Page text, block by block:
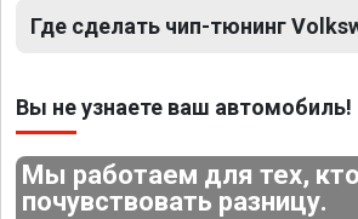
Где сделать чип-тюнинг
Вы не узнаете ваш автомобиль!
Мы работаем для тех,
почувствовать разницу.